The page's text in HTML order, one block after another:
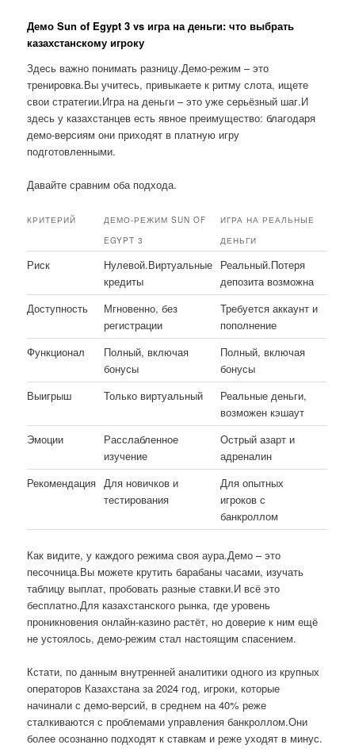
Демо Sun of Egypt 3 vs игра на деньги: что выбрать
казахстанскому игроку
Здесь важно понимать разницу.Демо-режим – это
тренировка.Вы учитесь, привыкаете к ритму слота, ищете
свои стратегии.Игра на деньги – это уже серьёзный шаг.И
здесь у казахстанцев есть явное преимущество: благодаря
демо-версиям они приходят в платную игру
подготовленными.
Давайте сравним оба подхода.
КРИТЕРИЙ
ДЕМО-РЕЖИМ SUN OF
EGYPT 3
ИГРА НА РЕАЛЬНЫЕ
ДЕНЬГИ
Риск
Нулевой.Виртуальные
кредиты
Реальный.Потеря
депозита возможна
Доступность
Мгновенно, без
регистрации
Требуется аккаунт и
пополнение
Функционал
Полный, включая
бонусы
Полный, включая
бонусы
Выигрыш
Только виртуальный
Реальные деньги,
возможен кэшаут
Эмоции
Расслабленное
изучение
Острый азарт и
адреналин
Рекомендация Для новичков и
тестирования
Для опытных
игроков с
банкроллом
Как видите, у каждого режима своя аура.Демо – это
песочница.Вы можете крутить барабаны часами, изучать
таблицу выплат, пробовать разные ставки.И всё это
бесплатно.Для казахстанского рынка, где уровень
проникновения онлайн-казино растёт, но доверие к ним ещё
не устоялось, демо-режим стал настоящим спасением.
Кстати, по данным внутренней аналитики одного из крупных
операторов Казахстана за 2024 год, игроки, которые
начинали с демо-версий, в среднем на 40% реже
сталкиваются с проблемами управления банкроллом.Они
более осознанно подходят к ставкам и реже уходят в минус.